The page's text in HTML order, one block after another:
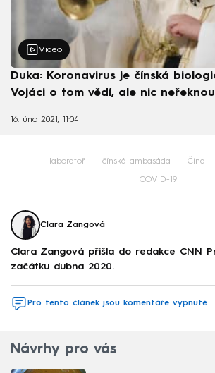
Video
Duka: Koronavirus je čínská
Vojáci o tom vědí, ale nic neřeknou
16. úno 2021, 11:04
laboratoř čínská ambasáda Čína
COVID-19
Clara Zangová
Clara Zangová přišla do redakce CNN
začátku dubna 2020.
Pro tento článek jsou komentáře vypnuté
Návrhy pro vás